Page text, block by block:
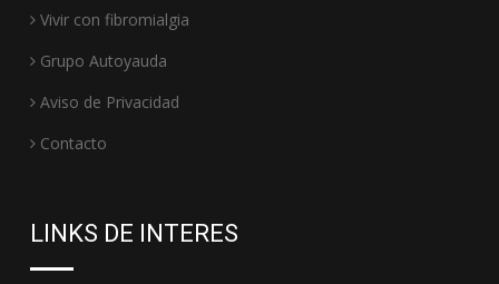
Vivir con fibromialgia
Grupo Autoyauda
Aviso de Privacidad
Contacto
LINKS DE INTERES